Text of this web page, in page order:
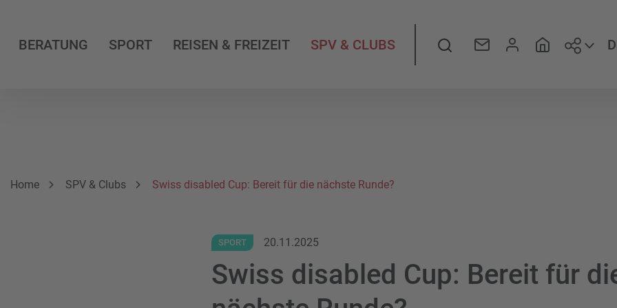
BERATUNG SPORT REISEN & FREIZEIT SPV & CLUBS Suche
Breadcrumbnavigation
Sie befinden sich hier:
Home SPV & Clubs Swiss disabled Cup: Bereit für die nächste Runde?
SPORT 20.11.2025
Swiss disabled Cup: Bereit für